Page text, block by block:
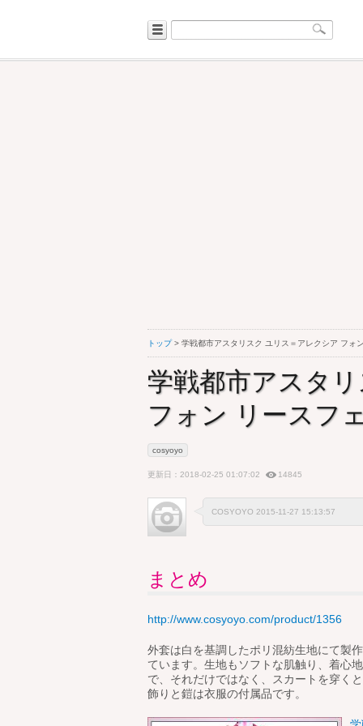
トップ> 学戦都市アスタリスク ユリス＝アレクシア フォ
学戦都市アスタ
フォン リースフ
cosyoyo
更新日：2018-02-25 01:07:02 14845
COSYOYO 2015-11-27 15:13:57
まとめ
http://www.cosyoyo.com/product/1356
外套は白を基調したポリ混紡生地にて製
ています。生地もソフトな肌触り、着心
で、それだけではなく、スカートを穿く
飾りと鎧は衣服の付属品です。